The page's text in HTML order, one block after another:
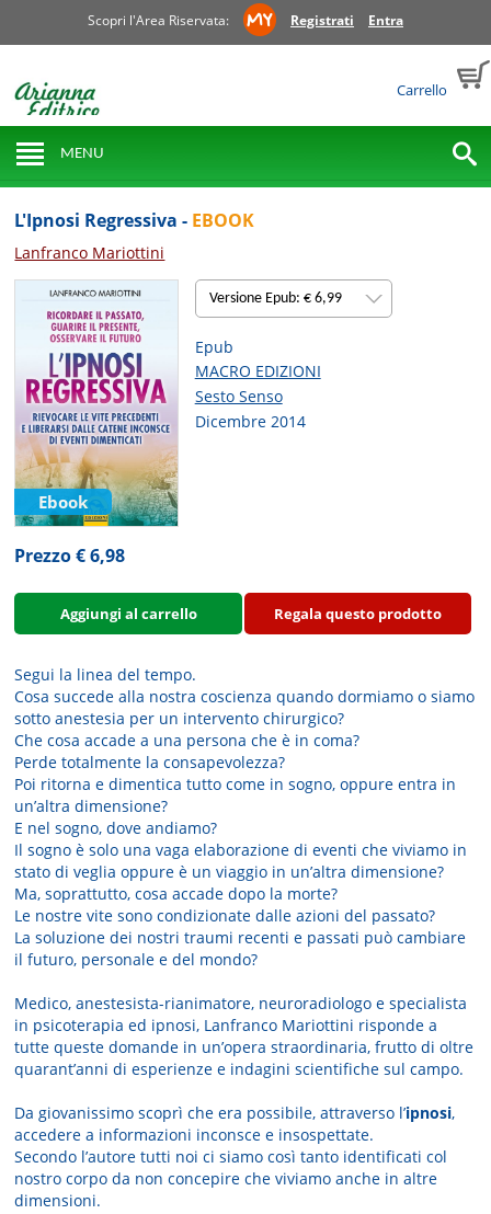
Scopri l'Area Riservata: Registrati Entra
Carrello
MENU
L'Ipnosi Regressiva - EBOOK
Lanfranco Mariottini
Ebook
Versione Epub: € 6,99
Epub
MACRO EDIZIONI
Sesto Senso
Dicembre 2014
Prezzo € 6,98
Aggiungi al carrello Regala questo prodotto
Segui la linea del tempo.
Cosa succede alla nostra coscienza quando dormiamo o siamo
sotto anestesia per un intervento chirurgico?
Che cosa accade a una persona che è in coma?
Perde totalmente la consapevolezza?
Poi ritorna e dimentica tutto come in sogno, oppure entra in
un’altra dimensione?
E nel sogno, dove andiamo?
Il sogno è solo una vaga elaborazione di eventi che viviamo in
stato di veglia oppure è un viaggio in un’altra dimensione?
Ma, soprattutto, cosa accade dopo la morte?
Le nostre vite sono condizionate dalle azioni del passato?
La soluzione dei nostri traumi recenti e passati può cambiare
il futuro, personale e del mondo?
Medico, anestesista-rianimatore, neuroradiologo e specialista
in psicoterapia ed ipnosi, Lanfranco Mariottini risponde a
tutte queste domande in un’opera straordinaria, frutto di oltre
quarant’anni di esperienze e indagini scientifiche sul campo.
Da giovanissimo scoprì che era possibile, attraverso l’ipnosi,
accedere a informazioni inconsce e insospettate.
Secondo l’autore tutti noi ci siamo così tanto identificati col
nostro corpo da non concepire che viviamo anche in altre
dimensioni.